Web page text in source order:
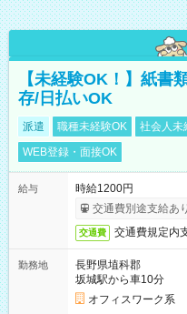
【未経験OK！】紙書
存/日払いOK
派遣 職種未経験OK 社会人未
WEB登録・面接OK
給与
時給1200円
交通費別途支給あり
交通費 交通費規定内
勤務地
長野県埴科郡
坂城駅から車10分
オフィスワーク系